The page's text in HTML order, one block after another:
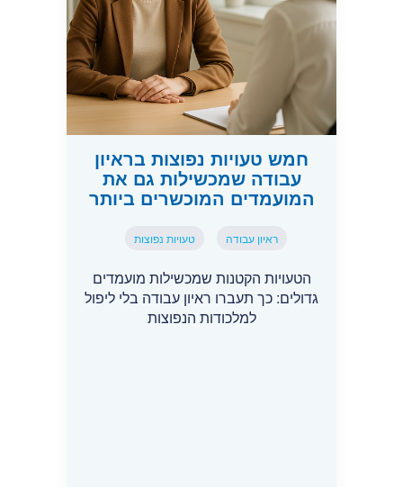
חמש טעויות נפוצות בראיון
עבודה שמכשילות גם את
המועמדים המוכשרים ביותר
ראיון עבודה טעויות נפוצות
הטעויות הקטנות שמכשילות מועמדים
גדולים: כך תעברו ראיון עבודה בלי ליפול
למלכודות הנפוצות